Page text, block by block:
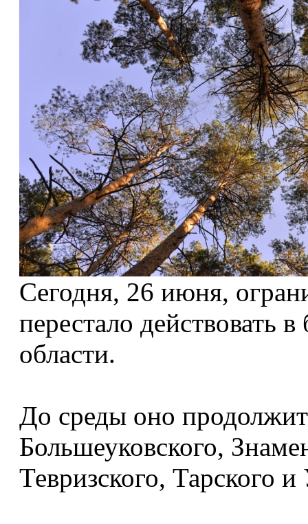
Сегодня, 26 июня,
перестало действовать
области.
До среды оно продолжит
Большеуковского,
Тевризского, Тарского